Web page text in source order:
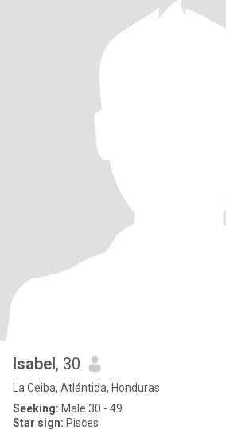
Isabel, 30
La Ceiba, Atlántida, Honduras
Seeking: Male 30 - 49
Star sign: Pisces